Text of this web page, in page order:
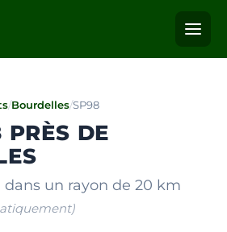
/Bourdelles/SP98
DE
dans un rayon de 20 km